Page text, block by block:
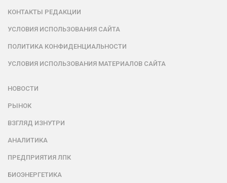
КОНТАКТЫ РЕДАКЦИИ
УСЛОВИЯ ИСПОЛЬЗОВАНИЯ САЙТА
ПОЛИТИКА КОНФИДЕНЦИАЛЬНОСТИ
УСЛОВИЯ ИСПОЛЬЗОВАНИЯ МАТЕРИАЛОВ САЙТА
НОВОСТИ
РЫНОК
ВЗГЛЯД ИЗНУТРИ
АНАЛИТИКА
ПРЕДПРИЯТИЯ ЛПК
БИОЭНЕРГЕТИКА